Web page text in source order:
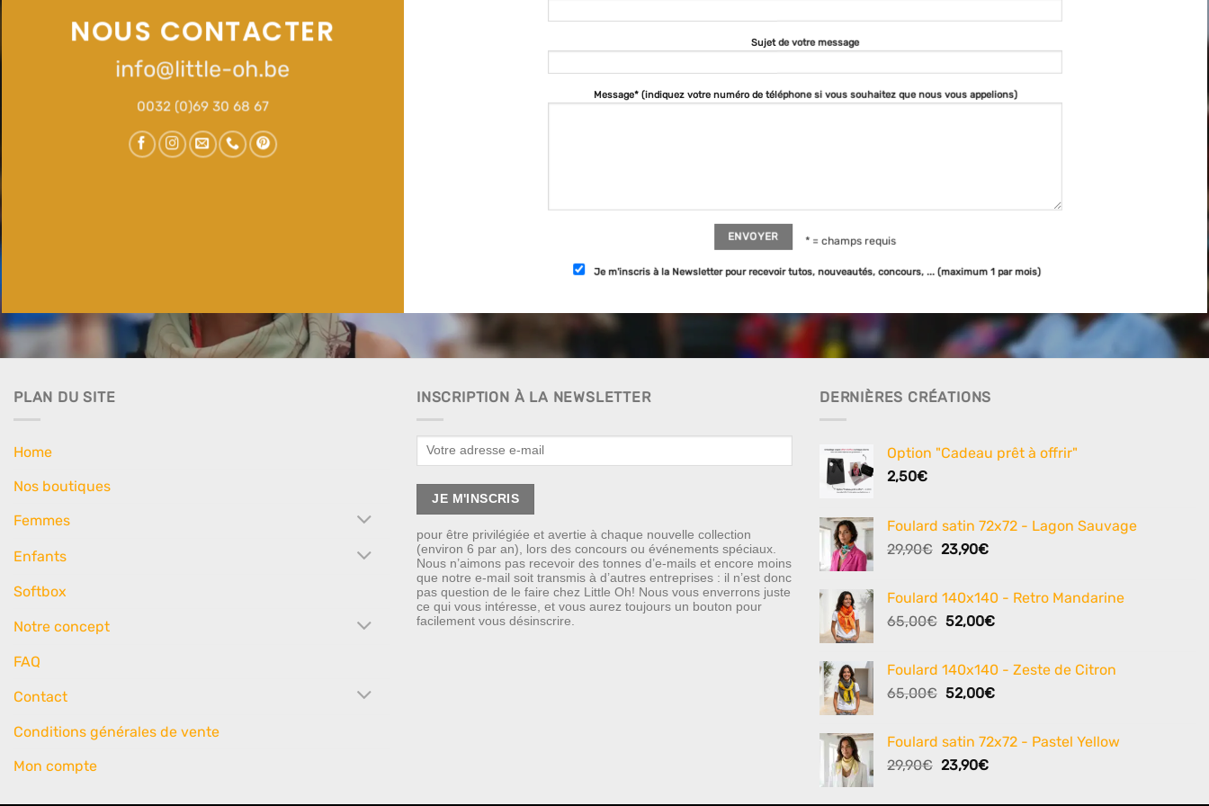
NOUS CONTACTER
info@little-oh.be
0032 (0)69 30 68 67
Sujet de votre message
Message* (indiquez votre numéro de téléphone si vous souhaitez que nous vous appelions)
* = champs requis
Je m'inscris à la Newsletter pour recevoir tutos, nouveautés, concours, ... (maximum 1 par mois)
PLAN DU SITE
Home
Nos boutiques
Femmes
Enfants
Softbox
Notre concept
FAQ
Contact
Conditions générales de vente
Mon compte
INSCRIPTION À LA NEWSLETTER
pour être privilégiée et avertie à chaque nouvelle collection
(environ 6 par an), lors des concours ou événements spéciaux.
Nous n’aimons pas recevoir des tonnes d’e-mails et encore moins
que notre e-mail soit transmis à d’autres entreprises : il n’est donc
pas question de le faire chez Little Oh! Nous vous enverrons juste
ce qui vous intéresse, et vous aurez toujours un bouton pour
facilement vous désinscrire.
DERNIÈRES CRÉATIONS
Option "Cadeau prêt à offrir"
2,50€
Foulard satin 72x72 - Lagon Sauvage
29,90€ Le
était :
29,90€.
23,90€Le
est :
23,90€.
Foulard 140x140 - Retro Mandarine
65,00€ Le
était :
65,00€.
52,00€Le
est :
52,00€.
Foulard 140x140 - Zeste de Citron
65,00€ Le
était :
65,00€.
52,00€Le
est :
Foulard satin 72x72 - Pastel Yellow
29,90€ Le
initial
23,90€Le
actuel